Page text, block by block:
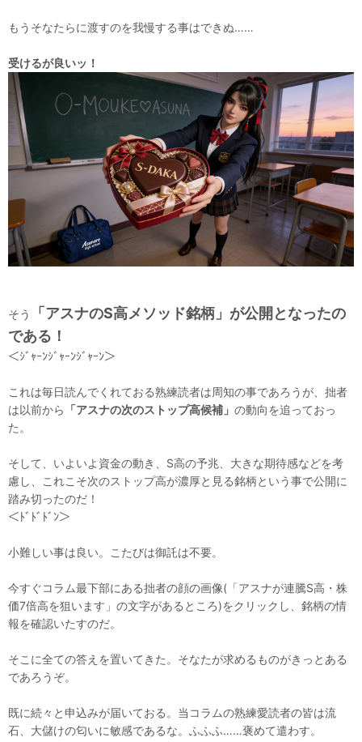
もうそなたらに渡すのを我慢する事はできぬ……
受けるが良いッ！
そう
「アスナのS高メソッド銘柄」が公開となったの
である！
＜ｼﾞｬｰﾝｼﾞｬｰﾝｼﾞｬｰﾝ＞
これは毎日読んでくれておる熟練読者は周知の事であろうが、拙者
は以前から 「アスナの次のストップ高候補」 の動向を追っておっ
た。
そして、いよいよ資金の動き、S高の予兆、大きな期待感などを考
慮し、これこそ次のストップ高が濃厚と見る銘柄という事で公開に
踏み切ったのだ！
＜ﾄﾞﾄﾞﾄﾞﾝ＞
小難しい事は良い。こたびは御託は不要。
今すぐコラム最下部にある拙者の顔の画像(「アスナが連騰S高・株
価7倍高を狙います」の文字があるところ)をクリックし、銘柄の情
報を確認いたすのだ。
そこに全ての答えを置いてきた。そなたが求めるものがきっとある
であろうぞ。
既に続々と申込みが届いておる。当コラムの熟練愛読者の皆は流
石、大儲けの匂いに敏感であるな。ふふふ……褒めて遣わす。